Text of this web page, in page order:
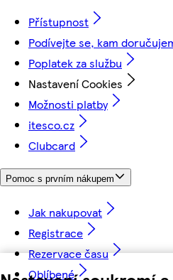
Přístupnost
Podívejte se, kam
Poplatek za službu
Nastavení Cookies
Možnosti platby
itesco.cz
Clubcard
Pomoc s prvním nákupem
Jak nakupovat
Registrace
Rezervace času
Oblíbené